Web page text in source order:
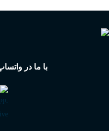
با ما در